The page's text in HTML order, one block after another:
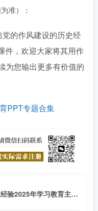
准）：
的作风建设的历史经
件 ，欢迎大家将其用作
为您输出更多有价值的
PPT专题合集
附稿|深刻总结党的作风建设的历史经验2025年学习教育主题党课ppt课件